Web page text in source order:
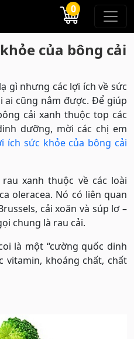
0
của bông cải
gì nhưng các lợi ích về sức
ai cũng nắm được. Để giúp
cải xanh thuộc top các
dưỡng, mời các chị em
ích sức khỏe của bông cải
xanh thuộc về các loài
oleracea. Nó có liên quan
cải xoăn và súp lơ –
chung là rau cải.
là một “cường quốc dinh
vitamin, khoáng chất, chất